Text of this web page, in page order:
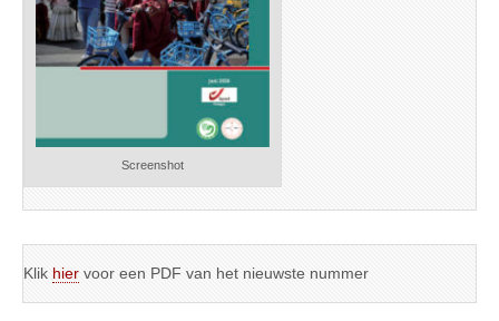
Screenshot
Klik hier voor een PDF van het nieuwste nummer